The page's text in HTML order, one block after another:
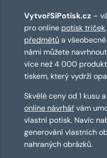
VytvořSiPotisk.cz –
pro online potisk triček,
předmětů a
námi můžete
více než 4 000
tiskem, který vydrží
Skvělé ceny od 1 kusu
online návrhářvám
vlastní potisk. Navíc
generování vlastních
nahraných obrázků.